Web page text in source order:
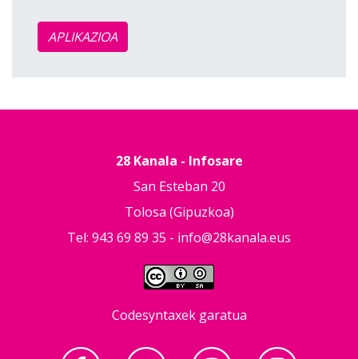
APLIKAZIOA
28 Kanala - Infosare
San Esteban 20
Tolosa (Gipuzkoa)
Tel: 943 69 89 35 - info@28kanala.eus
Codesyntaxek garatua